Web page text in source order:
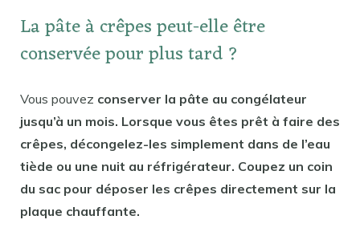
La pâte à crêpes peut-elle être
conservée pour plus tard ?
Vous pouvez conserver la pâte au congélateur
jusqu’à un mois. Lorsque vous êtes prêt à faire des
crêpes, décongelez-les simplement dans de l’eau
tiède ou une nuit au réfrigérateur. Coupez un coin
du sac pour déposer les crêpes directement sur la
plaque chauffante.